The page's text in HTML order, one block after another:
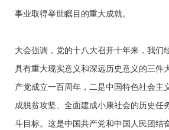
事业取得举世瞩目的重大成就。
大会强调，党的十八大召开十年来，我们
具有重大现实意义和深远历史意义的三件
产党成立一百周年，二是中国特色社会主
成脱贫攻坚、全面建成小康社会的历史任
斗目标。这是中国共产党和中国人民团结